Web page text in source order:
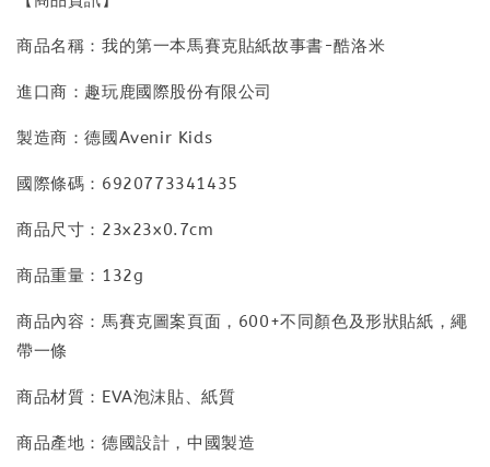
商品名稱：我的第一本馬賽克貼紙故事書-酷洛米
進口商：趣玩鹿國際股份有限公司
製造商：德國Avenir Kids
國際條碼：6920773341435
商品尺寸：23x23x0.7cm
商品重量：132g
商品內容：馬賽克圖案頁面，600+不同顏色及形狀貼紙，繩
帶一條
商品材質：EVA泡沫貼、紙質
商品產地：德國設計，中國製造